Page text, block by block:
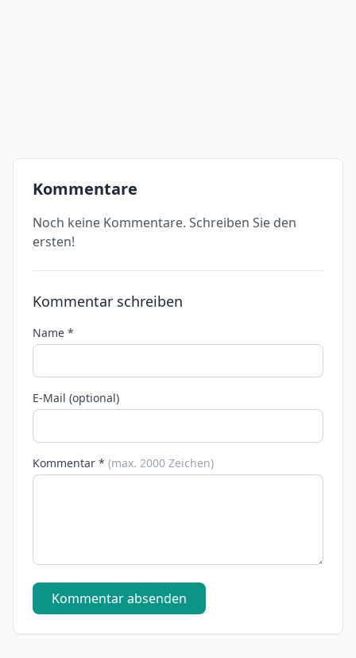
Kommentare
Noch keine Kommentare. Schreiben Sie den
ersten!
Kommentar schreiben
Name *
E-Mail (optional)
Kommentar * (max. 2000 Zeichen)
Kommentar absenden